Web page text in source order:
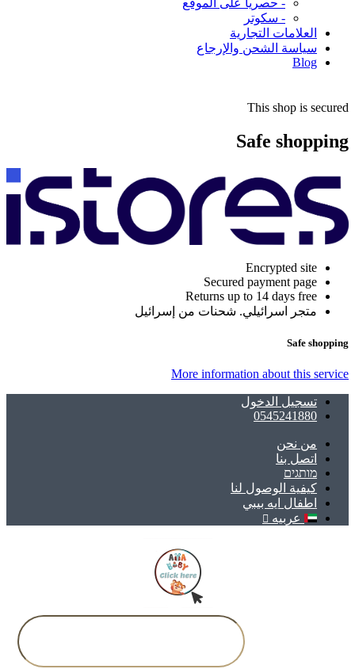
- حصريا على الموقع
- سكوتر
العلامات التجارية
سياسة الشحن والإرجاع
Blog
This shop is secured
Safe shopping
Encrypted site
Secured payment page
Returns up to 14 days free
متجر اسرائيلي. شحنات من إسرائيل
Safe shopping
More information about this service
تسجيل الدخول
0545241880
ﻣﻦ ﻧﺤﻦ
اتصل بنا
מותגים
كيفية الوصول لنا
اطفال ايه بيبي
عربيه